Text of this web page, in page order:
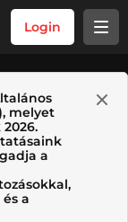
Login
melyet
a
a